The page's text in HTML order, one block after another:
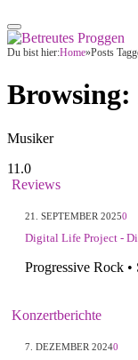
Du bist hier:Home»Posts
Browsing:
Musiker
11.0
Reviews
21. SEPTEMBER 20250
Digital Life Project -
Progressive Rock
Konzertberichte
7. DEZEMBER 20240